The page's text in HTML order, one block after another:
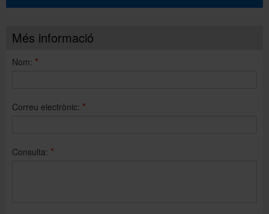
Més informació
Nom: *
Correu electrònic: *
Consulta: *